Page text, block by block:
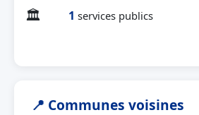
🏛 1 services publics
📍 Communes voisines